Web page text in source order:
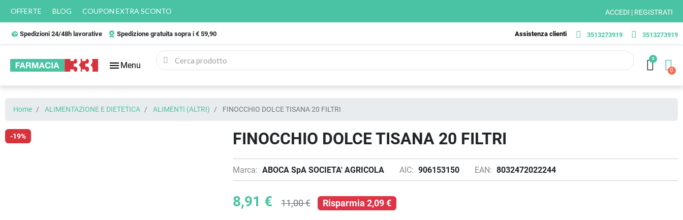
OFFERTE BLOG COUPON EXTRA SCONTO ACCEDI | REGISTRATI
Spedizioni 24/48h lavorative Spedizione gratuita sopra i € 59,90 Assistenza clienti 3513273919 3513273919
menu Menu
0
Home ALIMENTAZIONE E DIETETICA ALIMENTI (ALTRI) FINOCCHIO DOLCE TISANA 20 FILTRI
-19% FINOCCHIO DOLCE TISANA 20 FILTRI
Marca: ABOCA SpA SOCIETA' AGRICOLA AIC: 906153150 EAN: 8032472022244
8,91 € 11,00 € Risparmia 2,09 €